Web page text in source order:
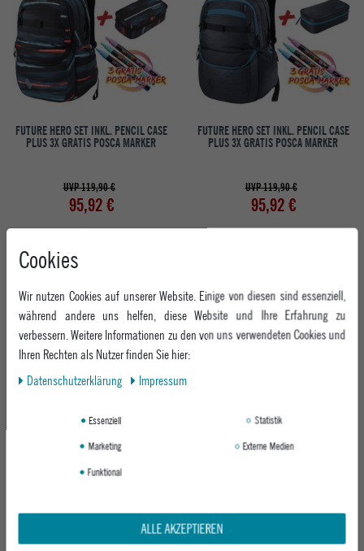
FUTURE HERO SET INKL. PENCIL CASE
PLUS 3X GRATIS POSCA MARKER
UVP 119,90 €
95,92 €
FUTURE HERO SET INKL. PENCIL CASE
PLUS 3X GRATIS POSCA MARKER
UVP 119,90 €
95,92 €
FUTURE HERO SET INKL. PENCIL CASE
PLUS 3X GRATIS POSCA MARKER
UVP 119,90 €
NITRO KINDER RUCKSACK BANDIT
PACK - GUNMETAL
Cookies
Wir nutzen Cookies auf unserer Website. Einige von diesen sind essenziell,
während andere uns helfen, diese Website und Ihre Erfahrung zu
verbessern. Weitere Informationen zu den von uns verwendeten Cookies und
Ihren Rechten als Nutzer finden Sie hier:
Daten­schutz­erklärung
Impressum
Essenziell
Statistik
Marketing
Externe Medien
Funktional
ALLE AKZEPTIEREN